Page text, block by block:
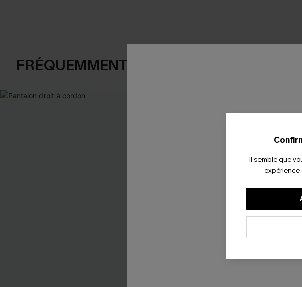
FRÉQUEMMENT ACHETÉS ENSEMBLE
Il semble que
expérience